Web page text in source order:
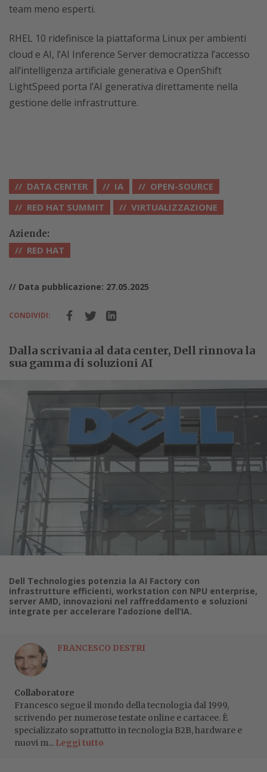
team meno esperti.
RHEL 10 ridefinisce la piattaforma Linux per ambienti
cloud e AI, l’AI Inference Server democratizza l’accesso
all’intelligenza artificiale generativa e OpenShift
LightSpeed porta l’AI generativa direttamente nella
gestione delle infrastrutture.
DATA CENTER IA
OPEN-SOURCE
RED HAT SUMMIT
VIRTUALIZZAZIONE
Aziende:
RED HAT
// Data pubblicazione: 27.05.2025
CONDIVIDI:
Dalla scrivania al data center, Dell rinnova la
sua gamma di soluzioni AI
Dell Technologies potenzia la AI Factory con
infrastrutture efficienti, workstation con NPU enterprise,
server AMD, innovazioni nel raffreddamento e soluzioni
integrate per accelerare l’adozione dell’IA.
FRANCESCO DESTRI
Collaboratore
Francesco segue il mondo della tecnologia dal 1999,
scrivendo per numerose testate online e cartacee. È
specializzato soprattutto in tecnologia B2B, hardware e
nuovi m... Leggi tutto